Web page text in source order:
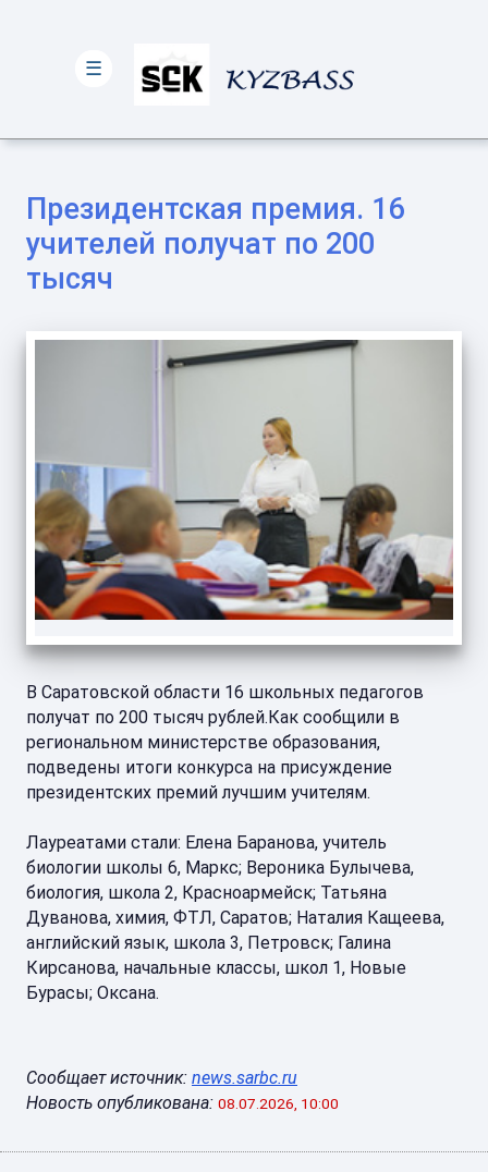
Президентская премия. 16
учителей получат по 200
тысяч
В Саратовской области 16 школьных педагогов
получат по 200 тысяч рублей.Как сообщили в
региональном министерстве образования,
подведены итоги конкурса на присуждение
президентских премий лучшим учителям.
Лауреатами стали: Елена Баранова, учитель
биологии школы 6, Маркс; Вероника Булычева,
биология, школа 2, Красноармейск; Татьяна
Дуванова, химия, ФТЛ, Саратов; Наталия Кащеева,
английский язык, школа 3, Петровск; Галина
Кирсанова, начальные классы, школ 1, Новые
Бурасы; Оксана.
Сообщает источник: news.sarbc.ru
Новость опубликована: 08.07.2026, 10:00
☰